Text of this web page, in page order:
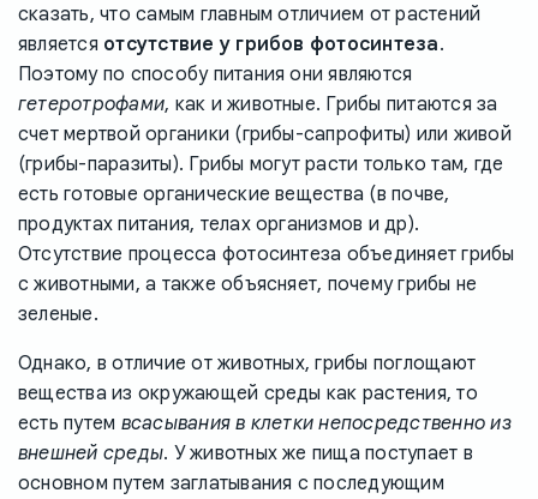
сказать, что самым главным отличием от растений
является отсутствие у грибов фотосинтеза.
Поэтому по способу питания они являются
гетеротрофами, как и животные. Грибы питаются за
счет мертвой органики (грибы-сапрофиты) или живой
(грибы-паразиты). Грибы могут расти только там, где
есть готовые органические вещества (в почве,
продуктах питания, телах организмов и др).
Отсутствие процесса фотосинтеза объединяет грибы
с животными, а также объясняет, почему грибы не
зеленые.
Однако, в отличие от животных, грибы поглощают
вещества из окружающей среды как растения, то
есть путем всасывания в клетки непосредственно из
внешней среды. У животных же пища поступает в
основном путем заглатывания с последующим